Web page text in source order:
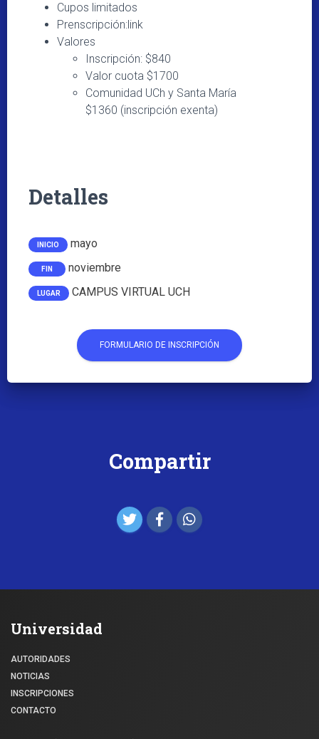
Cupos limitados
Prenscripción:link
Valores
Inscripción: $840
Valor cuota $1700
Comunidad UCh y Santa María
$1360 (inscripción exenta)
Detalles
INICIO mayo
FIN noviembre
LUGAR CAMPUS VIRTUAL UCH
FORMULARIO DE INSCRIPCIÓN
Compartir
Universidad
AUTORIDADES
NOTICIAS
INSCRIPCIONES
CONTACTO